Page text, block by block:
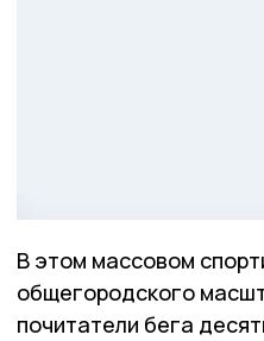
В этом массовом
общегородского
почитатели бега